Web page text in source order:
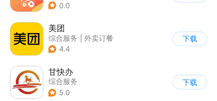
0.0
美团
综合服务
外卖订餐
| 团购特卖
4.4
下载
甘快办
综合服务
5.0
下载